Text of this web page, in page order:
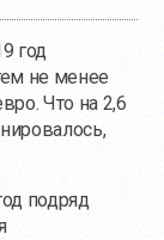
год
не менее
Что на 2,6
подряд